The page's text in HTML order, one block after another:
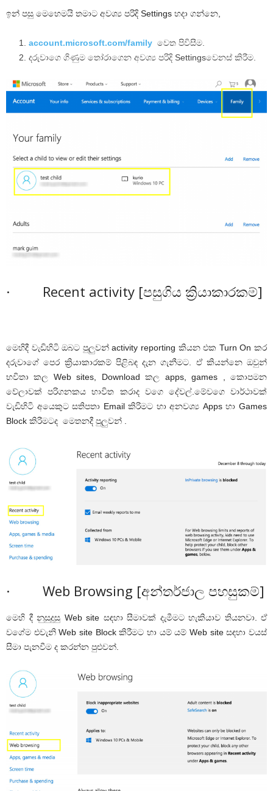
ඉන් පසු මෙහෙමයි තමාට අවශ්‍ය පරිදි Settings හදා ගන්නෙ,
account.microsoft.com/family වෙත පිවිසීම.
දරුවාගෙ ගිණුම තෝරාගෙන අවශ්‍ය පරිදි Settingsවෙනස් කිරීම.
· Recent activity [පසුගිය ක්‍රියාකාරකම්]
මෙහිදී වැඩිහිටි ඔබට පුලුවන් activity reporting කියන එක Turn On කර
දරුවාගේ පෙර ක්‍රියාකාරකම් පිළිබඳ දැන ගැනීමට. ඒ කියන්නෙ ඔවුන්
භවිතා කල Web sites, Download කල apps, games , කොපමන
වේලාවක් පරිගනකය භාවිත කරාද වගෙ දේවල්.මේවගෙ වාර්ථාවක්
වැඩිහිටි අයෙකුට සතිපතා Email කිරිමට හා අනවශ්‍ය Apps හා Games
Block කිරීමටද මෙතනදී පුලුවන් .
· Web Browsing [අන්තර්ජාල පහසුකම්]
මෙහි දී නුසුදුසු Web site සඳහා සීමාවක් දැමීමට හැකියාව තියනවා. ඒ
වගේම එවැනි Web site Block කිරීමට හා යම් යම් Web site සඳහා වයස්
සීමා පැනවීම ද කරන්න පුළුවන්.